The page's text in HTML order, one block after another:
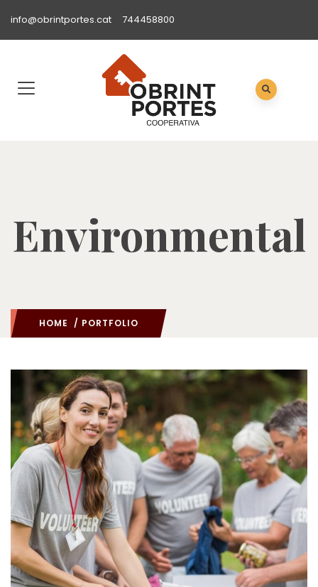
info@obrintportes.cat 744458800
Environmental
HOME / PORTFOLIO